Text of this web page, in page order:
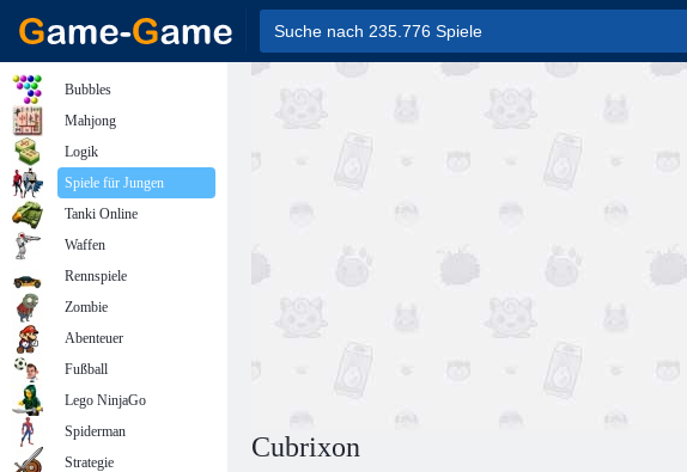
Cubrixon
Bubbles
Mahjong
Logik
Spiele für Jungen
Tanki Online
Waffen
Rennspiele
Zombie
Abenteuer
Fußball
Lego NinjaGo
Spiderman
Strategie